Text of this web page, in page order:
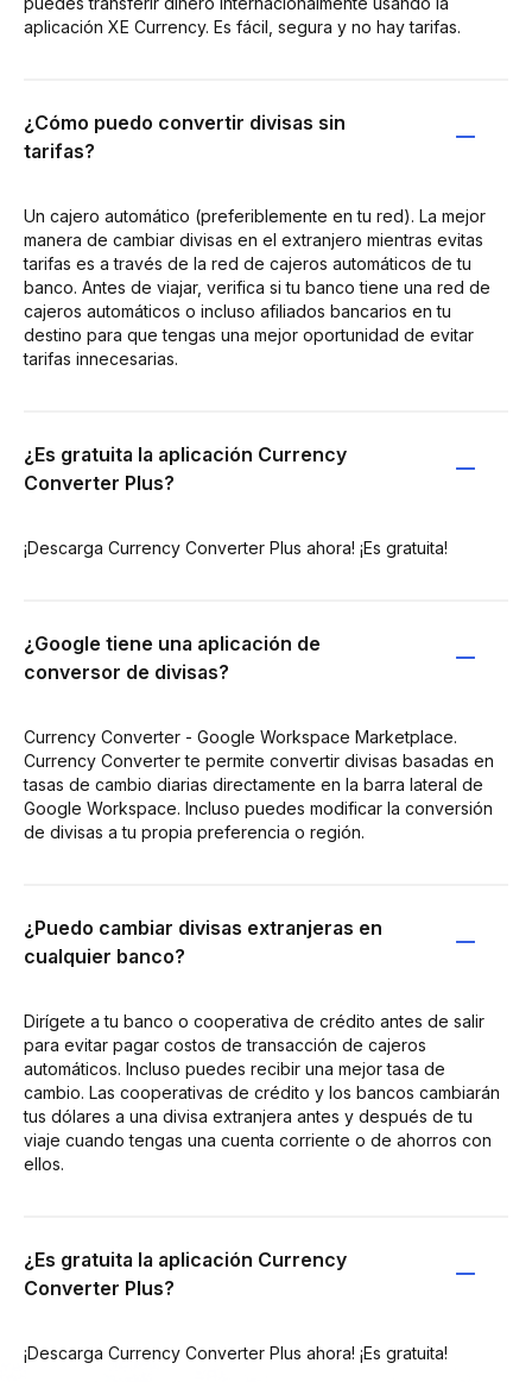
aplicación XE Currency. Es fácil, segura y no hay tarifas.
¿Cómo puedo convertir divisas sin
tarifas?
Un cajero automático (preferiblemente en tu red). La mejor
manera de cambiar divisas en el extranjero mientras evitas
tarifas es a través de la red de cajeros automáticos de tu
banco. Antes de viajar, verifica si tu banco tiene una red de
cajeros automáticos o incluso afiliados bancarios en tu
destino para que tengas una mejor oportunidad de evitar
tarifas innecesarias.
¿Es gratuita la aplicación Currency
Converter Plus?
¡Descarga Currency Converter Plus ahora! ¡Es gratuita!
¿Google tiene una aplicación de
conversor de divisas?
Currency Converter - Google Workspace Marketplace.
Currency Converter te permite convertir divisas basadas en
tasas de cambio diarias directamente en la barra lateral de
Google Workspace. Incluso puedes modificar la conversión
de divisas a tu propia preferencia o región.
¿Puedo cambiar divisas extranjeras en
cualquier banco?
Dirígete a tu banco o cooperativa de crédito antes de salir
para evitar pagar costos de transacción de cajeros
automáticos. Incluso puedes recibir una mejor tasa de
cambio. Las cooperativas de crédito y los bancos cambiarán
tus dólares a una divisa extranjera antes y después de tu
viaje cuando tengas una cuenta corriente o de ahorros con
ellos.
¿Es gratuita la aplicación Currency
Converter Plus?
¡Descarga Currency Converter Plus ahora! ¡Es gratuita!